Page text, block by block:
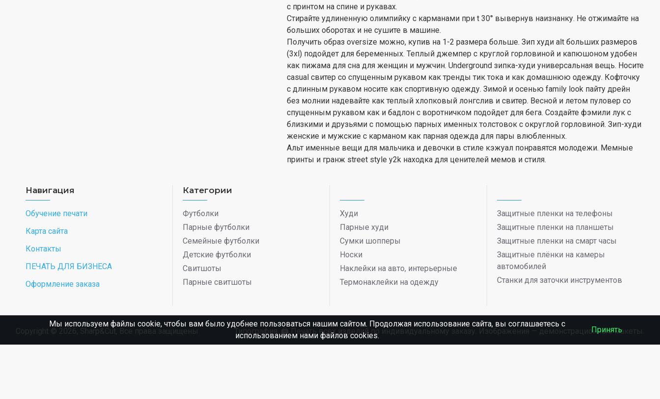
с принтом на спине и рукавах.
Стирайте удлиненную олимпийку с карманами при t 30° вывернув наизнанку. Не отжимайте на
больших оборотах и не сушите в машине.
Получить образ oversize можно, купив на 1-2 размера больше. Зип худи alt больших размеров
(3xl) подойдет для беременных. Теплый джемпер с круглой горловиной и капюшоном удобен
как пижама для сна для женщин и мужчин. Underground зипка-худи универсальная вещь. Носите
casual свитер со спущенным рукавом как тренды тик тока и как домашнюю одежду. Кофточку
с длинным рукавом носите как спортивную одежду. Зимой и осенью family look пайту дрейн
без молнии надевайте как теплый хлопковый лонгслив и свитер. Весной и летом пуловер со
спущенным рукавом как и бадлон с воротничком подойдет для бега. Создайте фэмили лук с
близкими и друзьями с помощью парных именных толстовок с округлой горловиной. Зип-худи
женские и мужские с карманом как парная одежда для пары влюбленных.
Альт именные вещи для мальчика и девочки в стиле кэжуал понравятся молодежи. Мемные
принты и гранж street style y2k находка для ценителей мемов и стиля.
Навигация
Обучение печати
Карта сайта
Контакты
ПЕЧАТЬ ДЛЯ БИЗНЕСА
Оформление заказа
Категории
Футболки
Парные футболки
Семейные футболки
Детские футболки
Свитшоты
Парные свитшоты
Худи
Парные худи
Сумки шопперы
Носки
Наклейки на авто, интерьерные
Термонаклейки на одежду
Защитные пленки на телефоны
Защитные пленки на планшеты
Защитные пленки на смарт часы
Защитные плёнки на камеры
автомобилей
Станки для заточки инструментов
Copyright © 2026, Sharp&Cut, Все права защищены Типография. 🖨️ Печать всех изделий по индивидуальному заказу. Изображения — демонстрационные макеты.
Мы используем файлы cookie, чтобы вам было удобнее пользоваться нашим сайтом. Продолжая использование сайта, вы соглашаетесь c
использованием нами файлов cookies.
Принять